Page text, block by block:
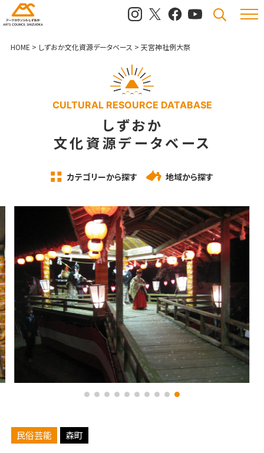
メニュ
検索
HOME > しずおか文化資源データベース > 天宮神社例大祭
CULTURAL RESOURCE DATABASE
しずおか
文化資源データベース
カテゴリーから探す 地域から探す
民俗芸能 森町